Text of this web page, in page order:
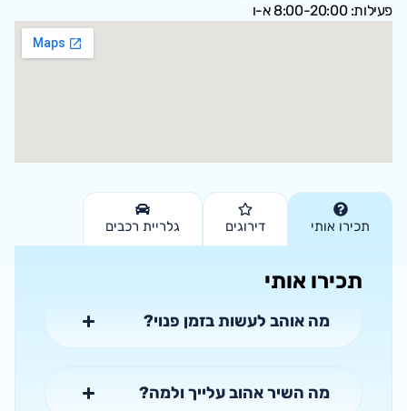
פעילות: 8:00-20:00 א-ו
תכירו אותי דירוגים גלריית רכבים
תכירו אותי
מה אוהב לעשות בזמן פנוי?
מה השיר אהוב עלייך ולמה?